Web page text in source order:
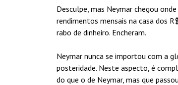
Desculpe, mas Neymar chegou
rendimentos mensais na casa dos
rabo de dinheiro. Encheram.
Neymar nunca se importou com a
posteridade. Neste aspecto, é
do que o de Neymar, mas que